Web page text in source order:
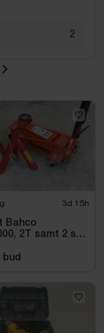
2
3d 15h
Bahco
2T samt 2 st
bud